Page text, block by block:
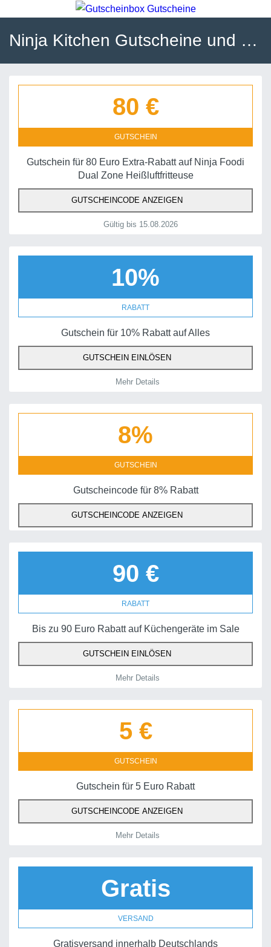
80 €
GUTSCHEIN
Gutschein für 80 Euro Extra-Rabatt auf Ninja Foodi
Dual Zone Heißluftfritteuse
GUTSCHEINCODE ANZEIGEN
Gültig bis 15.08.2026
10%
RABATT
Gutschein für 10% Rabatt auf Alles
GUTSCHEIN EINLÖSEN
Mehr Details
8%
GUTSCHEIN
Gutscheincode für 8% Rabatt
GUTSCHEINCODE ANZEIGEN
90 €
RABATT
Bis zu 90 Euro Rabatt auf Küchengeräte im Sale
GUTSCHEIN EINLÖSEN
Mehr Details
5 €
GUTSCHEIN
Gutschein für 5 Euro Rabatt
GUTSCHEINCODE ANZEIGEN
Mehr Details
Gratis
VERSAND
Gratisversand innerhalb Deutschlands